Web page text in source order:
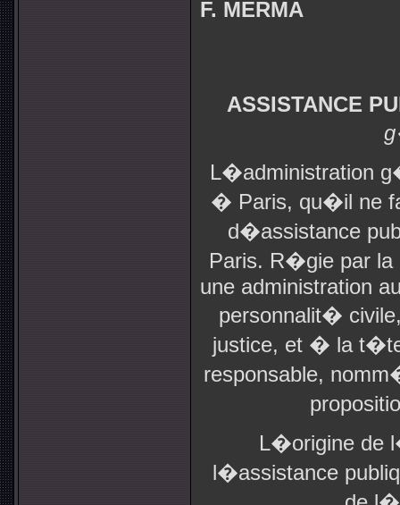
F. MERMA
ASSISTANCE
L�administration
� Paris, qu�il ne
d�assistance
Paris. R�gie par la
une administration
personnalit�
justice, et � la
responsable,
L�origine de
l�assistance